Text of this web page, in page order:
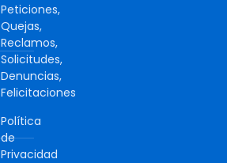
Peticiones,
Quejas,
Reclamos,
Solicitudes,
Denuncias,
Felicitaciones
Política
de
Privacidad